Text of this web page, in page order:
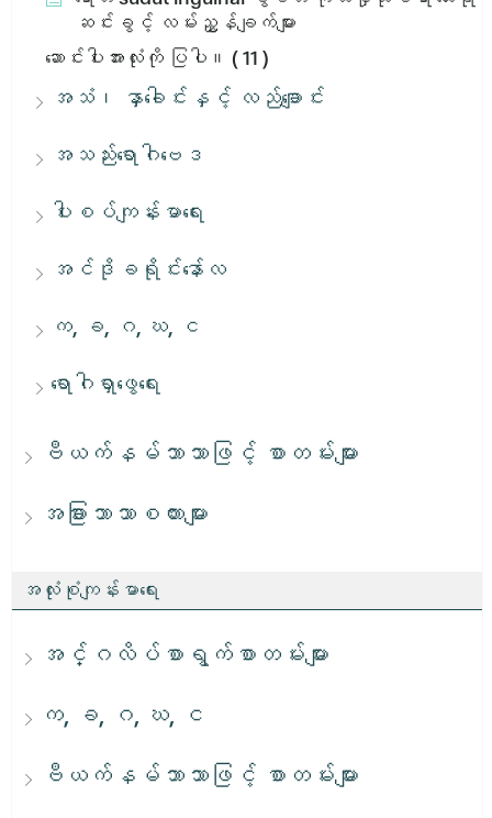
ဆင်းခွင့် လမ်းညွှန်ချက်များ
ဆောင်းပါးအားလုံးကို ပြပါ။ ( 11 )
အသံ၊ နှာခေါင်းနှင့် လည်ချောင်း
အသည်းရောဂါဗေဒ
ပါးစပ်ကျန်းမာရေး
အင်ဒိုခရိုင်းနော်လ
က, ခ, ဂ, ဃ, င
ရောဂါရှာဖွေရေး
ဗီယက်နမ်ဘာသာဖြင့် စာတမ်းများ
အခြားဘာသာစကားများ
အလုံးစုံကျန်းမာရေး
အင်္ဂလိပ်စာရွက်စာတမ်းများ
က, ခ, ဂ, ဃ, င
ဗီယက်နမ်ဘာသာဖြင့် စာတမ်းများ